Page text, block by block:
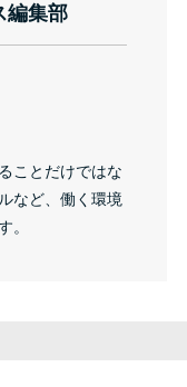
編集部
ことだけではな
など、働く環境
。